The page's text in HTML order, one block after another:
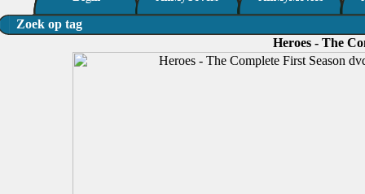
Zoek op tag
Heroes - The